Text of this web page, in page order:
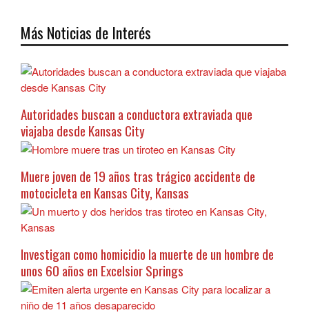
Más Noticias de Interés
Autoridades buscan a conductora extraviada que
viajaba desde Kansas City
Muere joven de 19 años tras trágico accidente de
motocicleta en Kansas City, Kansas
Investigan como homicidio la muerte de un hombre de
unos 60 años en Excelsior Springs